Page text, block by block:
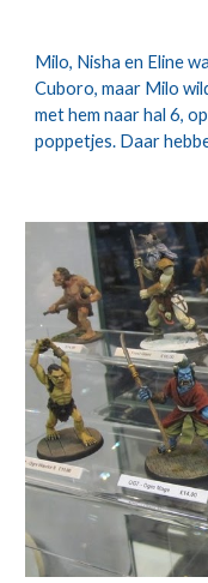
Milo, Nisha en Eline
Cuboro, maar Milo
met hem naar hal 6,
poppetjes. Daar